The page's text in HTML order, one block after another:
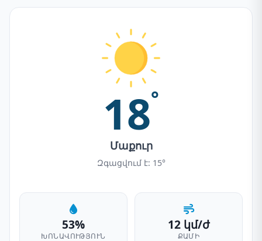
18°
Մաքուր
Զգացվում է: 15°
53%
ԽՈՆԱՎՈՒԹՅՈՒՆ
12 կմ/ժ
ՔԱՄԻ